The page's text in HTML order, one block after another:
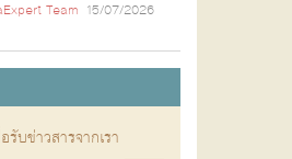
Team 15/07/2026
บข่าวสารจากเรา